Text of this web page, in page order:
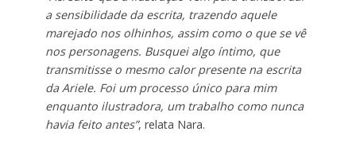
a sensibilidade da escrita, trazendo aquele
marejado nos olhinhos, assim como o que se vê
nos personagens. Busquei algo íntimo, que
transmitisse o mesmo calor presente na escrita
da Ariele. Foi um processo único para mim
enquanto ilustradora, um trabalho como nunca
havia feito antes”, relata Nara.